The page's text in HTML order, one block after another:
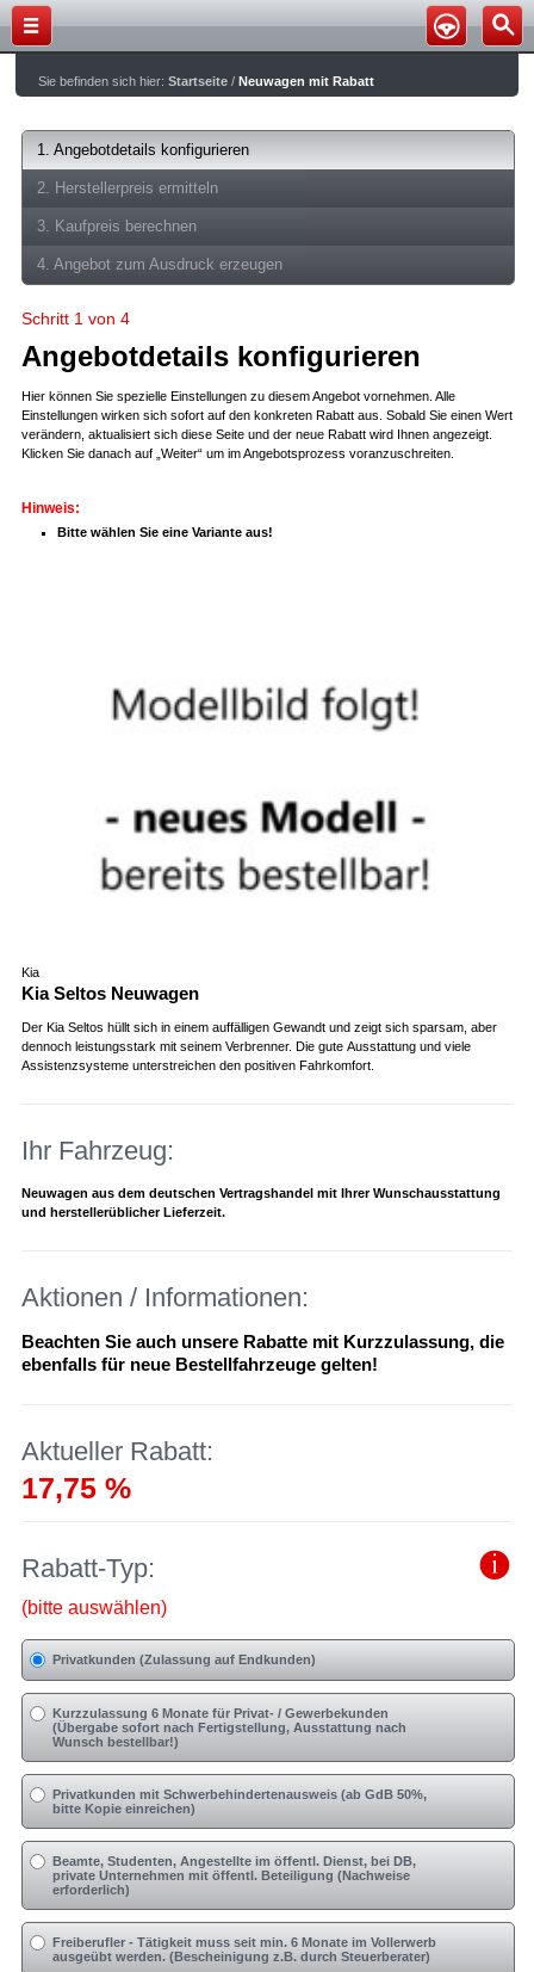
Sie befinden sich hier:Startseite /Neuwagen mit Rabatt
1. Angebotdetails konfigurieren
2. Herstellerpreis ermitteln
3. Kaufpreis berechnen
4. Angebot zum Ausdruck erzeugen
Schritt 1 von 4
Angebotdetails konfigurieren
Hier können Sie spezielle Einstellungen zu diesem Angebot vornehmen. Alle
Einstellungen wirken sich sofort auf den konkreten Rabatt aus. Sobald Sie einen Wert
verändern, aktualisiert sich diese Seite und der neue Rabatt wird Ihnen angezeigt.
Klicken Sie danach auf „Weiter“ um im Angebotsprozess voranzuschreiten.
Hinweis:
Bitte wählen Sie eine Variante aus!
Kia
Kia Seltos Neuwagen
Der Kia Seltos hüllt sich in einem auffälligen Gewandt und zeigt sich sparsam, aber
dennoch leistungsstark mit seinem Verbrenner. Die gute Ausstattung und viele
Assistenzsysteme unterstreichen den positiven Fahrkomfort.
Ihr Fahrzeug:
Neuwagen aus dem deutschen Vertragshandel mit Ihrer Wunschausstattung
und herstellerüblicher Lieferzeit.
Aktionen / Informationen:
Beachten Sie auch unsere Rabatte mit Kurzzulassung, die
ebenfalls für neue Bestellfahrzeuge gelten!
Aktueller Rabatt:
17,75 %
Rabatt-Typ:
(bitte auswählen)
Privatkunden (Zulassung auf Endkunden)
Kurzzulassung 6 Monate für Privat- / Gewerbekunden
(Übergabe sofort nach Fertigstellung, Ausstattung nach
Wunsch bestellbar!)
Privatkunden mit Schwerbehindertenausweis (ab GdB 50%,
bitte Kopie einreichen)
Beamte, Studenten, Angestellte im öffentl. Dienst, bei DB,
private Unternehmen mit öffentl. Beteiligung (Nachweise
erforderlich)
Freiberufler - Tätigkeit muss seit min. 6 Monate im Vollerwerb
ausgeübt werden. (Bescheinigung z.B. durch Steuerberater)